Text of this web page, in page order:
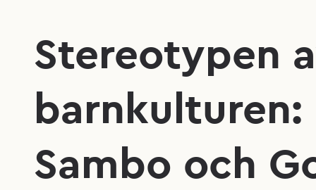
Stereotypen
Sambo och